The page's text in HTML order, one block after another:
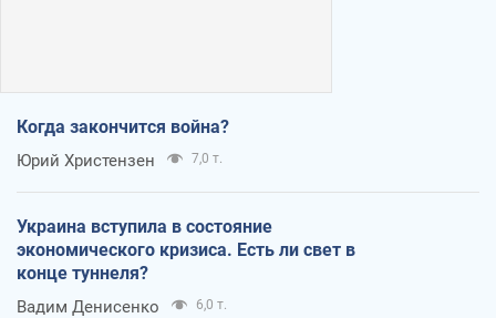
Когда закончится война?
Юрий Христензен 7,0 т.
Украина вступила в состояние
экономического кризиса. Есть ли свет в
конце туннеля?
Вадим Денисенко 6,0 т.